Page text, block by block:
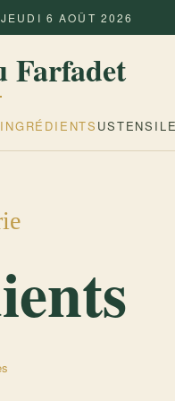
6 AOÛT 2026
Farfadet
INGRÉDIENTS